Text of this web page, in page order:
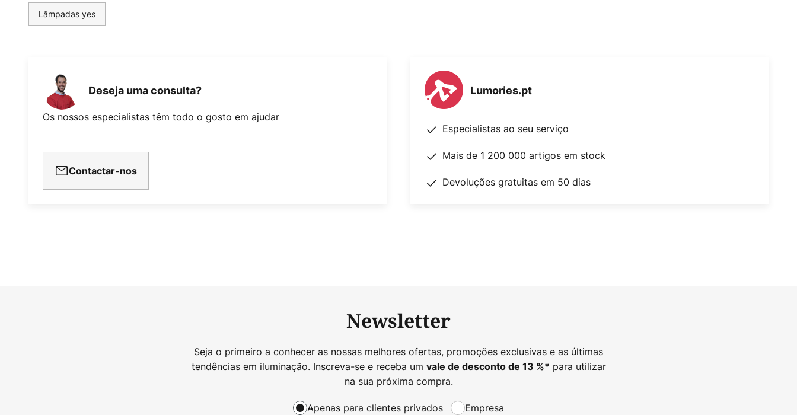
Lâmpadas yes
Deseja uma consulta?
Os nossos especialistas têm todo o gosto em ajudar
Contactar-nos
Lumories.pt
Especialistas ao seu serviço
Mais de 1 200 000 artigos em stock
Devoluções gratuitas em 50 dias
Newsletter
Seja o primeiro a conhecer as nossas melhores ofertas, promoções exclusivas e as últimas
tendências em iluminação. Inscreva-se e receba um vale de desconto de 13 %* para utilizar
na sua próxima compra.
Apenas para clientes privados Empresa